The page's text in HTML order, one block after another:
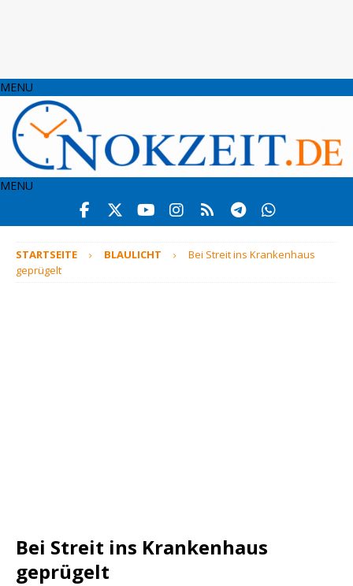
MENU
MENU
STARTSEITE BLAULICHT
Bei Streit ins Krankenhaus
geprügelt
Bei Streit ins Krankenhaus
geprügelt